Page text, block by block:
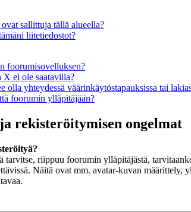
sallittuja tällä alueella?
liitetiedostot?
foorumisovelluksen?
ei ole saatavilla?
olla yhteydessä väärinkäytöstapauksissa tai
foorumin ylläpitäjään?
rekisteröitymisen ongelmat
tarvitse, riippuu foorumin ylläpitäjästä,
Näitä ovat mm. avatar-kuvan